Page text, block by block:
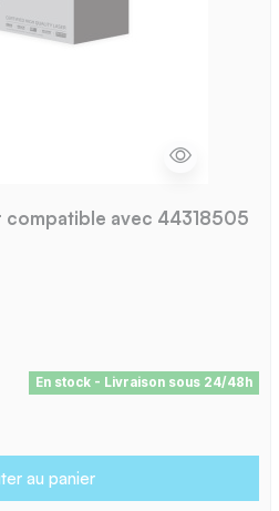
compatible avec 44318505
En stock - Livraison sous 24/48h
au panier